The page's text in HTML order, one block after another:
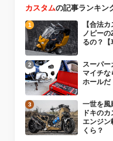
カスタムの記事ランキン
【合法
ノピーの
るの？【
スーパー
マイチな
ホールだ
一世を風
ドキの
エンジン
くら？